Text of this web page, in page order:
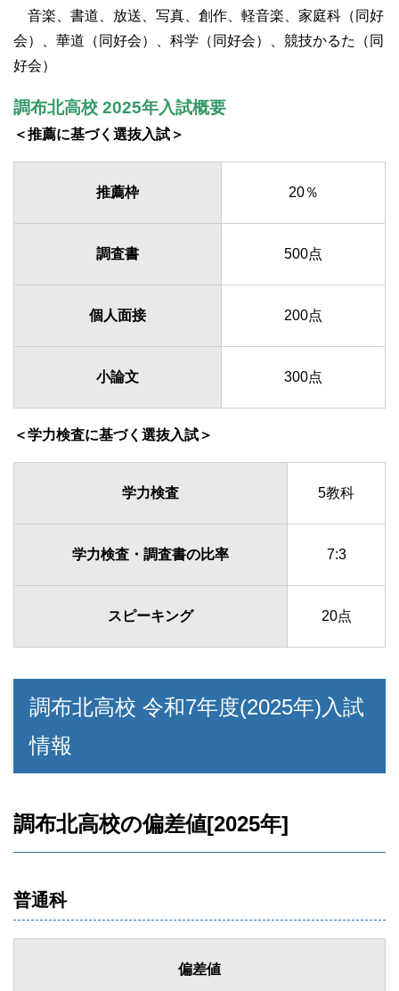
音楽、書道、放送、写真、創作、軽音楽、家庭科（同好
会）、華道（同好会）、科学（同好会）、競技かるた（同
好会）
調布北高校 2025年入試概要
＜推薦に基づく選抜入試＞
推薦枠 20％
調査書 500点
個人面接 200点
小論文 300点
＜学力検査に基づく選抜入試＞
学力検査 5教科
学力検査・調査書の比率 7:3
スピーキング 20点
調布北高校 令和7年度(2025年)入試
情報
調布北高校の偏差値[2025年]
普通科
偏差値